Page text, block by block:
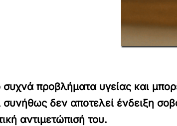
προβλήματα υγείας και
δεν αποτελεί ένδειξη
αντιμετώπισή του.